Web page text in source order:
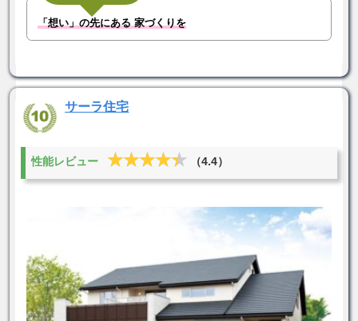
「想い」の先にある 家づくりを
サーラ住宅
性能レビュー ★★★★★
★★★★★ （4.4）